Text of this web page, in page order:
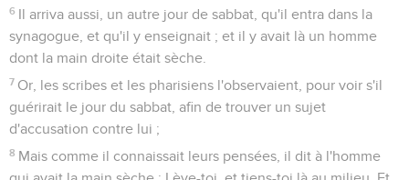
6 Il arriva aussi, un autre jour de sabbat, qu'il entra dans la
synagogue, et qu'il y enseignait ; et il y avait là un homme
dont la main droite était sèche.
7 Or, les scribes et les pharisiens l'observaient, pour voir s'il
guérirait le jour du sabbat, afin de trouver un sujet
d'accusation contre lui ;
8 Mais comme il connaissait leurs pensées, il dit à l'homme